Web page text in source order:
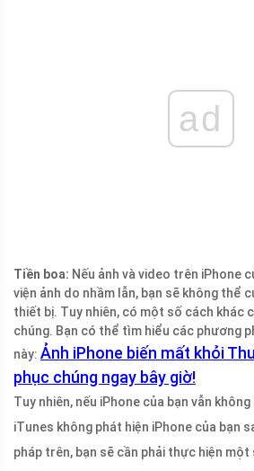
ad
Tiền boa: Nếu ảnh và video trên iPhone
viện ảnh do nhầm lẫn, bạn sẽ không thể
thiết bị. Tuy nhiên, có một số cách khác
chúng. Bạn có thể tìm hiểu các phương
này: Ảnh iPhone biến mất khỏi
phục chúng ngay bây giờ!
Tuy nhiên, nếu iPhone của bạn vẫn
iTunes không phát hiện iPhone của bạn
pháp trên, bạn sẽ cần phải thực hiện một